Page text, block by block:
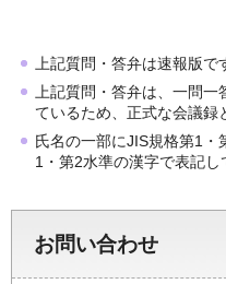
上記質問・答弁は速報版で
上記質問・答弁は、一問
ているため、正式な会議録
氏名の一部にJIS規格第1
1・第2水準の漢字で表記し
お問い合わせ